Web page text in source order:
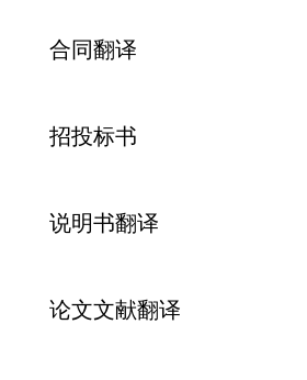
合同翻译
招投标书
说明书翻译
论文文献翻译